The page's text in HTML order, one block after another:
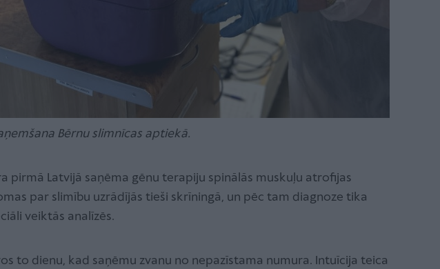
Bērnu slimnīcas aptiekā.
pirmā Latvijā saņēma gēnu terapiju spinālās muskuļu atrofijas
par slimību uzrādījās tieši skrīningā, un pēc tam diagnoze tika
veiktās analīzēs.
to dienu, kad saņēmu zvanu no nepazīstama numura. Intuīcija teica